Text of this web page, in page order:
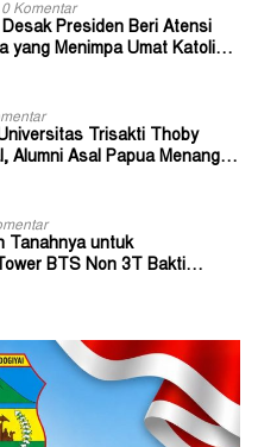
0 Komentar
Presiden Beri Atensi
yang Menimpa Umat Katolik
Trisakti Thoby
Alumni Asal Papua Menangis:
Tanahnya untuk
BTS Non 3T Bakti